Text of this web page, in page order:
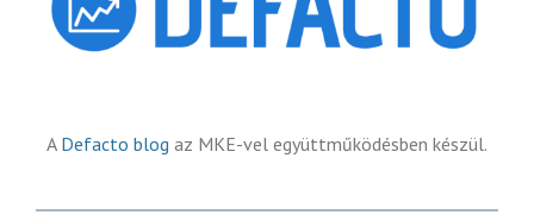
A Defacto blog az MKE-vel együttműködésben készül.